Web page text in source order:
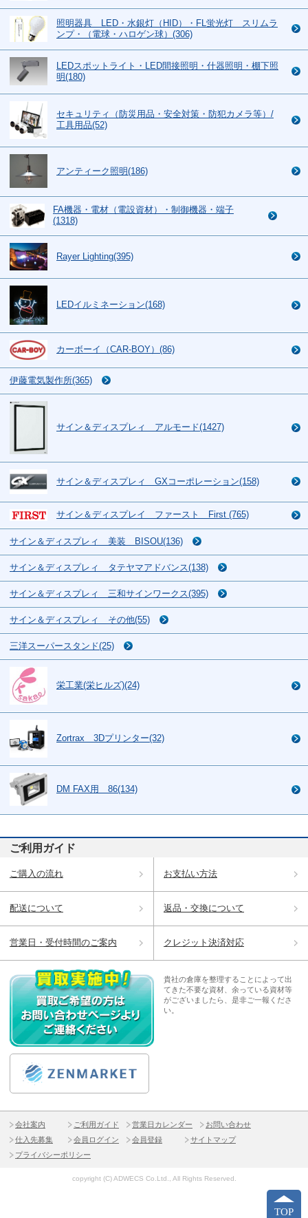
照明器具 LED・水銀灯（HID）・FL蛍光灯 スリムラ
ンプ・（電球・ハロゲン球）(306)
LEDスポットライト・LED間接照明・什器照明・棚下照
明(180)
セキュリティ（防災用品・安全対策・防犯カメラ等）/
工具用品(52)
アンティーク照明(186)
FA機器・電材（電設資材）・制御機器・端子
(1318)
Rayer Lighting(395)
LEDイルミネーション(168)
カーボーイ（CAR-BOY）(86)
伊藤電気製作所(365)
サイン＆ディスプレィ アルモード(1427)
サイン＆ディスプレィ GXコーポレーション(158)
サイン＆ディスプレイ ファースト First (765)
サイン＆ディスプレィ 美装 BISOU(136)
サイン＆ディスプレィ タテヤマアドバンス(138)
サイン＆ディスプレィ 三和サインワークス(395)
サイン＆ディスプレィ その他(55)
三洋スーパースタンド(25)
栄工業(栄ヒルズ)(24)
Zortrax 3Dプリンター(32)
DM FAX用 86(134)
ご利用ガイド
ご購入の流れ お支払い方法
配送について 返品・交換について
営業日・受付時間のご案内 クレジット決済対応
貴社の倉庫を整理することによって出
てきた不要な資材、余っている資材等
がございましたら、是非ご一報くださ
い。
会社案内 ご利用ガイド 営業日カレンダー
お問い合わせ
仕入先募集
会員ログイン 会員登録
サイトマップ
プライバシーポリシー
copyright (C) ADWECS Co.Ltd., All Rights Reserved.
TOP